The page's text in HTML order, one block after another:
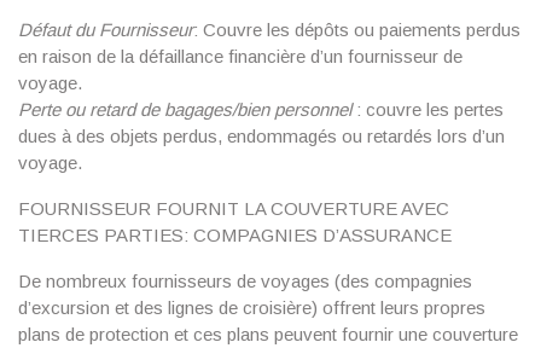
Défaut du Fournisseur: Couvre les dépôts ou paiements perdus
en raison de la défaillance financière d’un fournisseur de
voyage.
Perte ou retard de bagages/bien personnel: couvre les pertes
dues à des objets perdus, endommagés ou retardés lors d’un
voyage.
FOURNISSEUR FOURNIT LA COUVERTURE AVEC
TIERCES PARTIES: COMPAGNIES D’ASSURANCE
De nombreux fournisseurs de voyages (des compagnies
d’excursion et des lignes de croisière) offrent leurs propres
plans de protection et ces plans peuvent fournir une couverture